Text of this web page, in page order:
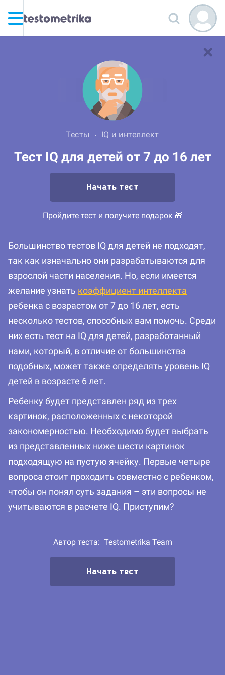
Тесты IQ и интеллект
Тест IQ для детей от 7 до 16 лет
Начать тест
Пройдите тест и получите подарок 🎁
Большинство тестов IQ для детей не подходят,
так как изначально они разрабатываются для
взрослой части населения. Но, если имеется
желание узнать коэффициент интеллекта
ребенка с возрастом от 7 до 16 лет, есть
несколько тестов, способных вам помочь. Среди
них есть тест на IQ для детей, разработанный
нами, который, в отличие от большинства
подобных, может также определять уровень IQ
детей в возрасте 6 лет.
Ребенку будет представлен ряд из трех
картинок, расположенных с некоторой
закономерностью. Необходимо будет выбрать
из представленных ниже шести картинок
подходящую на пустую ячейку. Первые четыре
вопроса стоит проходить совместно с ребенком,
чтобы он понял суть задания – эти вопросы не
учитываются в расчете IQ. Приступим?
Автор теста: Testometrika Team
Начать тест